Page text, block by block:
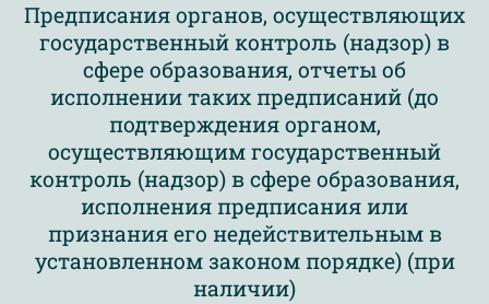
Предписания органов, осуществляющих
государственный контроль (надзор) в
сфере образования, отчеты об
исполнении таких предписаний (до
подтверждения органом,
осуществляющим государственный
контроль (надзор) в сфере образования,
исполнения предписания или
признания его недействительным в
установленном законом порядке) (при
наличии)